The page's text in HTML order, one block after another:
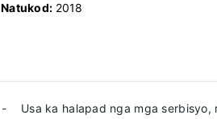
Natukod: 2018
Usa ka halapad nga mga